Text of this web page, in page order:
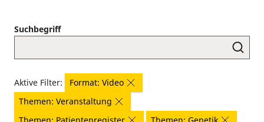
Suchbegriff
Aktive Filter:
Format: Video
Themen: Veranstaltung